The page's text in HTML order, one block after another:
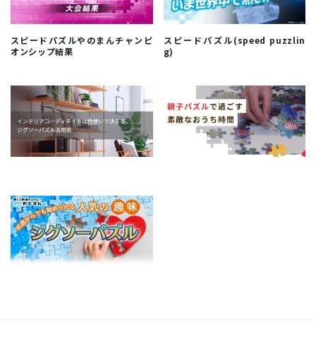
スピードパズルやのまんチャンピ
オンシップ結果
スピードパズル(speed puzzlin
g)